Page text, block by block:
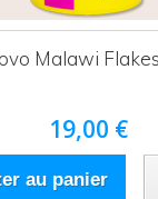
Malawi
19,00 €
au panier